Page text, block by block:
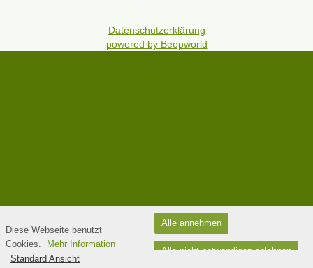
Datenschutzerklärung
powered by Beepworld
Standard Ansicht
Diese Webseite benutzt
Cookies.
Mehr Information
Alle annehmen
Alle nicht notwendigen ablehnen